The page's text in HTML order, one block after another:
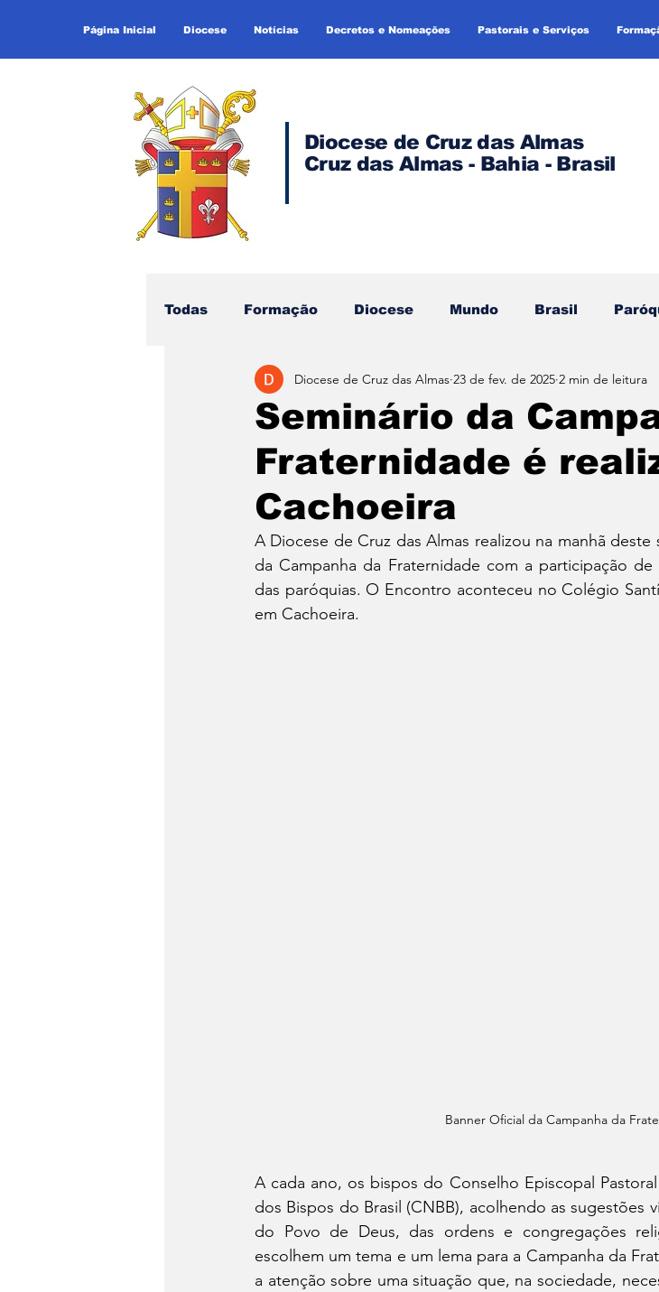
Página Inicial Diocese Notícias Decretos e Nomeações Pastorais e Serviços
Diocese de Cruz das Almas
Cruz das Almas - Bahia - Brasil
Todas Formação Diocese Mundo Brasil
Seminário da
Fraternidade é
Cachoeira
Diocese de Cruz das Almas 23 de fev. de 2025 2 min de leitura
A Diocese de Cruz das Almas realizou na manhã
da Campanha da Fraternidade com a participação
das paróquias. O Encontro aconteceu no Colégio
em Cachoeira.
Banner Oficial da Campanha da
A cada ano, os bispos do Conselho Episcopal
dos Bispos do Brasil (CNBB), acolhendo as sugestões
do Povo de Deus, das ordens e congregações
escolhem um tema e um lema para a Campanha da
a atenção sobre uma situação que, na sociedade,